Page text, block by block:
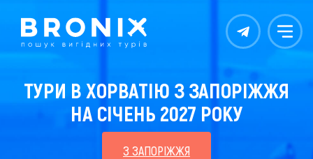
Контакты Меню
ТУРИ В ХОРВАТІЮ З ЗАПОРІЖЖЯ
НА СІЧЕНЬ 2027 РОКУ
З ЗАПОРІЖЖЯ